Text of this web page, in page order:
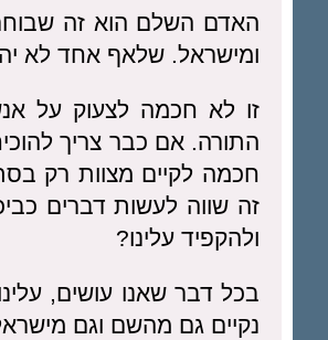
האדם השלם הוא זה
ומישראל. שלאף אחד לא
זו לא חכמה לצעוק על
התורה. אם כבר צריך
חכמה לקיים מצוות רק
זה שווה לעשות דברים
ולהקפיד עלינו?
בכל דבר שאנו עושים,
נקיים גם מהשם וגם